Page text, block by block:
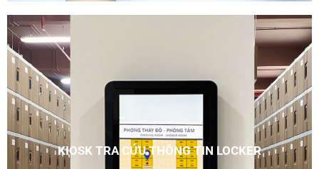
KIOSK TRA CỨU THÔNG TIN LOCKER